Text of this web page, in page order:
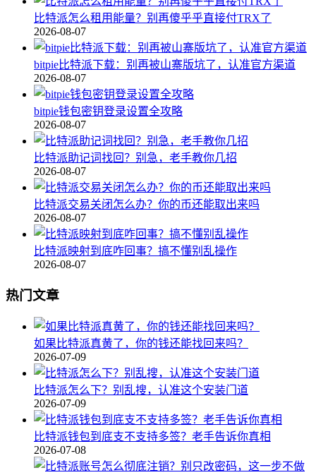
比特派怎么租用能量？别再傻乎乎直接付TRX了
2026-08-07
bitpie比特派下载：别再被山寨版坑了，认准官方渠道
2026-08-07
bitpie钱包密钥登录设置全攻略
2026-08-07
比特派助记词找回？别急，老手教你几招
2026-08-07
比特派交易关闭怎么办？你的币还能取出来吗
2026-08-07
比特派映射到底咋回事？搞不懂别乱操作
2026-08-07
热门文章
如果比特派真黄了，你的钱还能找回来吗？
2026-07-09
比特派怎么下？别乱搜，认准这个安装门道
2026-07-09
比特派钱包到底支不支持多签？老手告诉你真相
2026-07-08